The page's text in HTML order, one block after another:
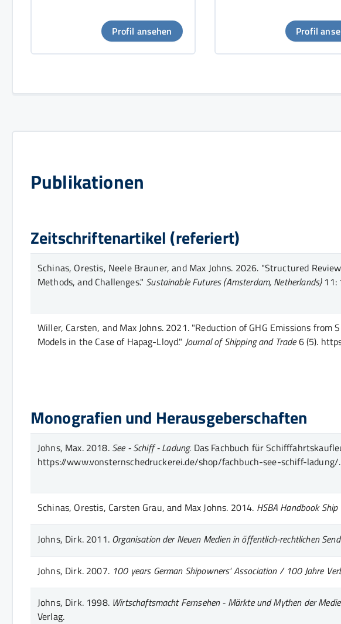
Profil ansehen Profil
Publikationen
Zeitschriftenartikel (referiert)
Schinas, Orestis, Neele Brauner, and Max Johns. 2026. "Structured
Methods, and Challenges." Sustainable Futures (Amsterdam, Netherlands)11:
Willer, Carsten, and Max Johns.2021."Reduction of GHG Emissions from
Models in the Case of Hapag-Lloyd." Journal of Shipping and Trade6 (5).
Monografien und Herausgeberschaften
Johns, Max.2018. See - Schiff - Ladung. Das Fachbuch für
https://www.vonsternschedruckerei.de/shop/fachbuch-see-schiff-ladung/.
Schinas, Orestis, Carsten Grau, and Max Johns. 2014. HSBA Handbook Ship
Johns, Dirk.2011. Organisation der Neuen Medien in öffentlich-rechtlichen
Johns, Dirk.2007. 100 years German Shipowners' Association / 100 Jahre
Johns, Dirk.1998. Wirtschaftsmacht Fernsehen - Märkte und Mythen der
Verlag.